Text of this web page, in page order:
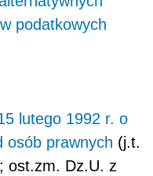
podatkowych
lutego 1992 r. o
osób prawnych (j.t.
ost.zm. Dz.U. z